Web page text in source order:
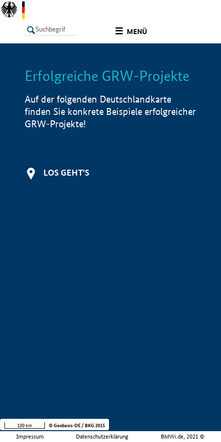
MENÜ
LISTE Info
Erfolgreiche GRW-Projekte
Auf der folgenden Deutschlandkarte
finden Sie konkrete Beispiele erfolgreicher
GRW-Projekte!
LOS GEHT'S
Impressum Datenschutzerklärung BMWi.de, 2021 ©
100 km © Geobasis-DE / BKG 2015